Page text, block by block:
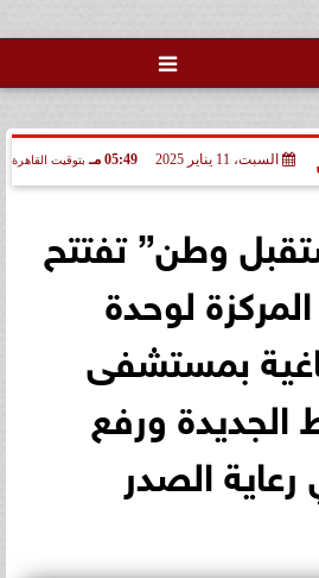

السبت، 11 يناير 2025 05:49 مـ بتوقيت القاهرة
وطن” تفتتح
لوحدة
بمستشفى
الجديدة ورفع
الصدر